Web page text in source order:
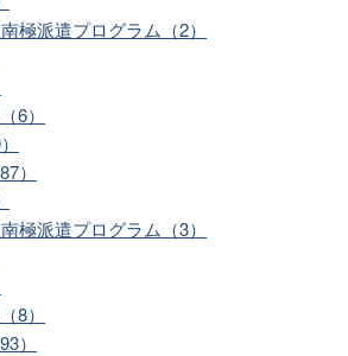
極派遣プログラム（2）
6）
）
極派遣プログラム（3）
8）
）